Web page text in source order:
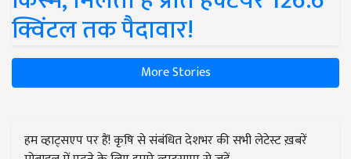
क्विंटल तक पैदावार!
More Stories
हम व्हाट्सएप पर हैं! कृषि से संबंधित देशभर की सभी लेटेस्ट ख़बरें